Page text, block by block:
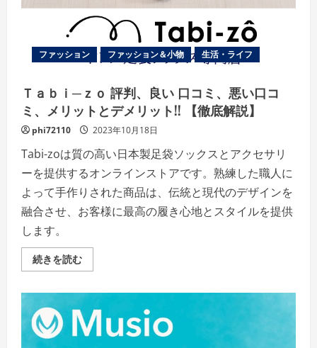
の
【KINUJO】
細
を
ご
だ
さ
い
ファッション ファッション＆小物 生活・ライフ
Ｔａｂｉ─ｚｏ 評判、良い 口コミ、悪い口コ
ミ、メリットとデメリット!! 【徹底解説】
phi72110 2023年10月18日
Tabi-zoは質の高い日本製足袋ソックスとアクセサリ
ーを提供するオンラインストアです。熟練した職人に
よって手作りされた商品は、伝統と現代のデザインを
融合させ、お客様に最高の履き心地とスタイルを提供
します。
続きを読むＴ
ａ
─
ｚ
ｏ
評
判、